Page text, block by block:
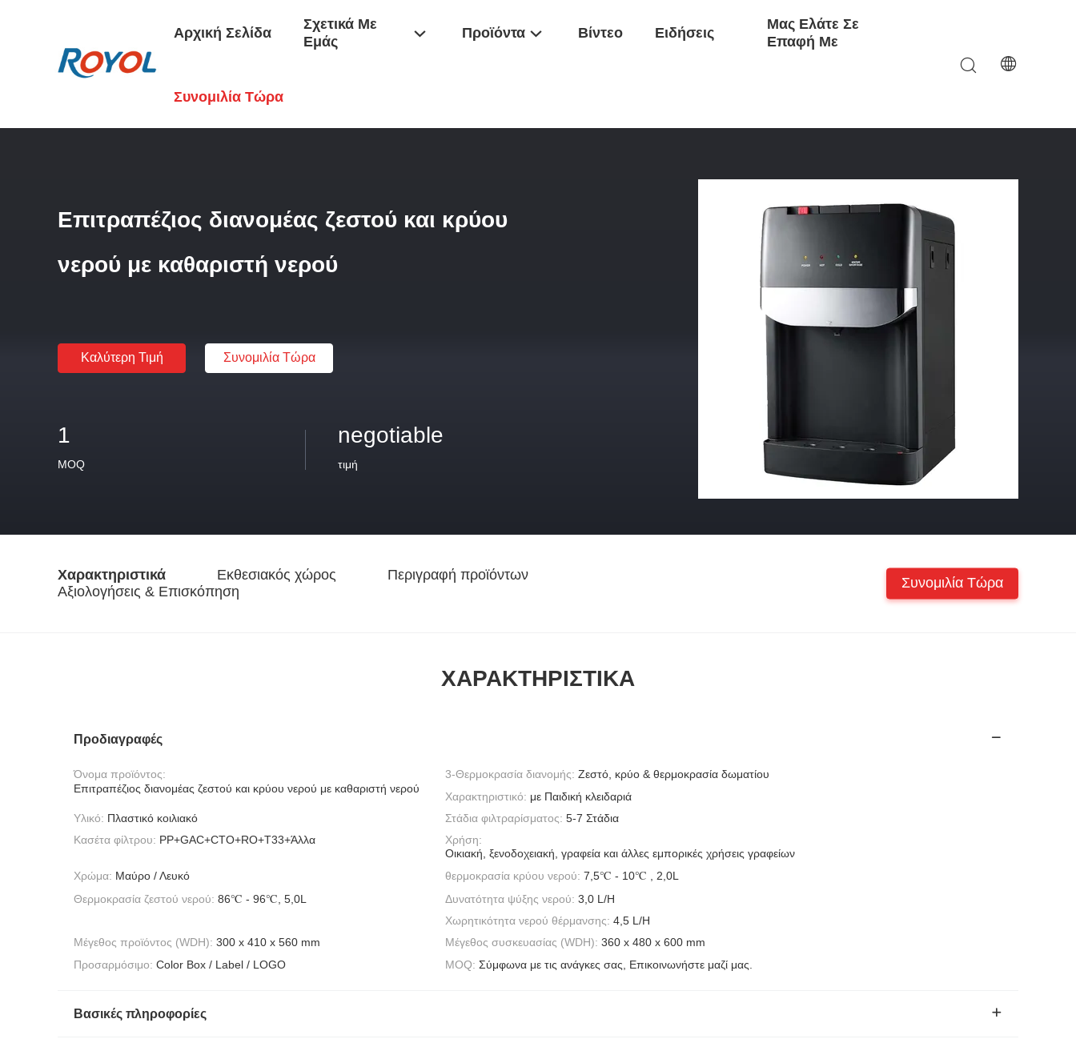
Αρχική Σελίδα
Σχετικά Με
Εμάς
Προϊόντα Βίντεο Ειδήσεις
Μας Ελάτε Σε
Επαφή Με
Συνομιλία Τώρα
Επιτραπέζιος διανομέας ζεστού και κρύου
νερού με καθαριστή νερού
Καλύτερη Τιμή Συνομιλία Τώρα
1
MOQ
negotiable
τιμή
Χαρακτηριστικά Εκθεσιακός χώρος
Περιγραφή προϊόντων
Αξιολογήσεις & Επισκόπηση
Συνομιλία Τώρα
ΧΑΡΑΚΤΗΡΙΣΤΙΚΆ
Προδιαγραφές
Όνομα προϊόντος:
Επιτραπέζιος διανομέας ζεστού και κρύου νερού με καθαριστή νερού
3-Θερμοκρασία διανομής: Ζεστό, κρύο & θερμοκρασία δωματίου
Χαρακτηριστικό: με Παιδική κλειδαριά
Υλικό: Πλαστικό κοιλιακό Στάδια φιλτραρίσματος: 5-7 Στάδια
Κασέτα φίλτρου: PP+GAC+CTO+RO+T33+Άλλα
Χρήση:
Οικιακή, ξενοδοχειακή, γραφεία και άλλες εμπορικές χρήσεις γραφείων
Χρώμα: Μαύρο / Λευκό θερμοκρασία κρύου νερού: 7,5℃ - 10℃ , 2,0L
Θερμοκρασία ζεστού νερού: 86℃ - 96℃, 5,0L Δυνατότητα ψύξης νερού: 3,0 L/H
Χωρητικότητα νερού θέρμανσης: 4,5 L/H
Μέγεθος προϊόντος (WDH): 300 x 410 x 560 mm Μέγεθος συσκευασίας (WDH): 360 x 480 x 600 mm
Προσαρμόσιμο: Color Box / Label / LOGO MOQ: Σύμφωνα με τις ανάγκες σας, Επικοινωνήστε μαζί μας.
Βασικές πληροφορίες